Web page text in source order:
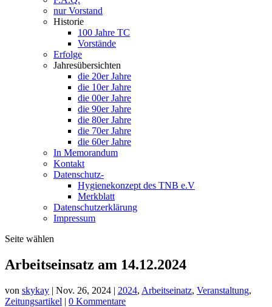
nur Vorstand
Historie
100 Jahre TC
Vorstände
Erfolge
Jahresübersichten
die 20er Jahre
die 10er Jahre
die 00er Jahre
die 90er Jahre
die 80er Jahre
die 70er Jahre
die 60er Jahre
In Memorandum
Kontakt
Datenschutz-
Hygienekonzept des TNB e.V
Merkblatt
Datenschutzerklärung
Impressum
Seite wählen
Arbeitseinsatz am 14.12.2024
von skykay | Nov. 26, 2024 | 2024, Arbeitseinatz, Veranstaltung,
Zeitungsartikel | 0 Kommentare